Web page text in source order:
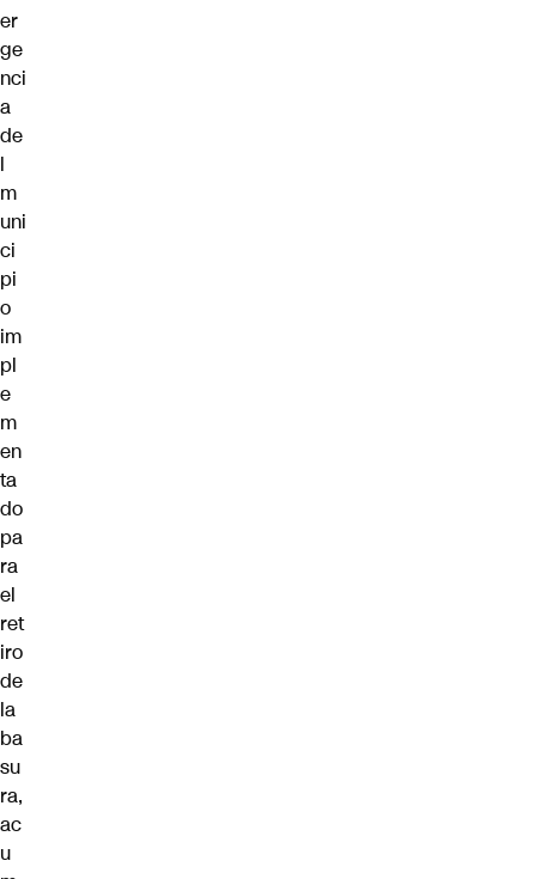
er
ge
nci
a
de
l
m
uni
ci
pi
o
im
pl
e
m
en
ta
do
pa
ra
el
ret
iro
de
la
ba
su
ra,
ac
u